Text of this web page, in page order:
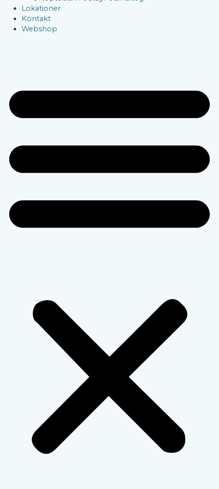
Lokationer
Kontakt
Webshop